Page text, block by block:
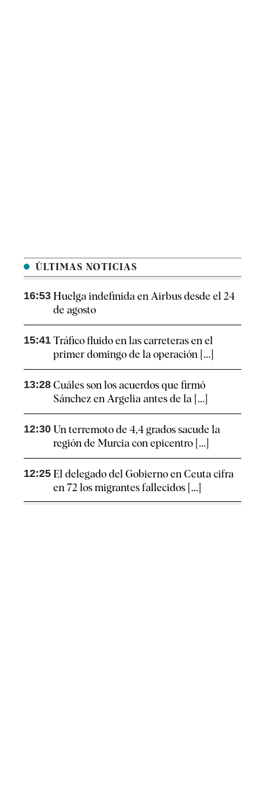
ÚLTIMAS NOTICIAS
16:53 Huelga indefinida en Airbus desde el 24
de agosto
15:41 Tráfico fluido en las carreteras en el
primer domingo de la operación [...]
13:28 Cuáles son los acuerdos que firmó
Sánchez en Argelia antes de la [...]
12:30 Un terremoto de 4,4 grados sacude la
región de Murcia con epicentro [...]
12:25 El delegado del Gobierno en Ceuta cifra
en 72 los migrantes fallecidos [...]